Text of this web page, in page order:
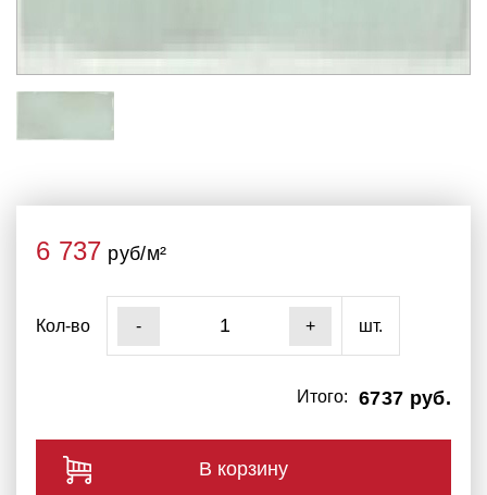
6 737 руб/м²
Кол-во - + шт.
6737 руб.
Итого:
В корзину